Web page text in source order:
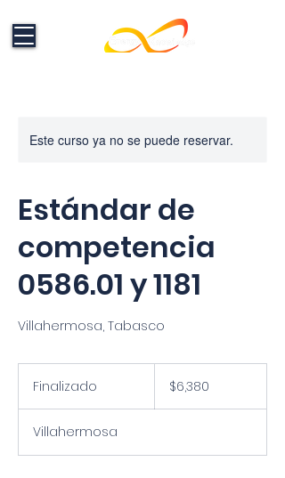
Formación en Energías Renovables:
Electromovilidad que impulsan el
cambio
Este curso ya no se puede reservar.
Estándar de
competencia
0586.01 y 1181
Villahermosa, Tabasco
Finalizado
a
l
pesos
mexicanos
$6,380
Villahermosa